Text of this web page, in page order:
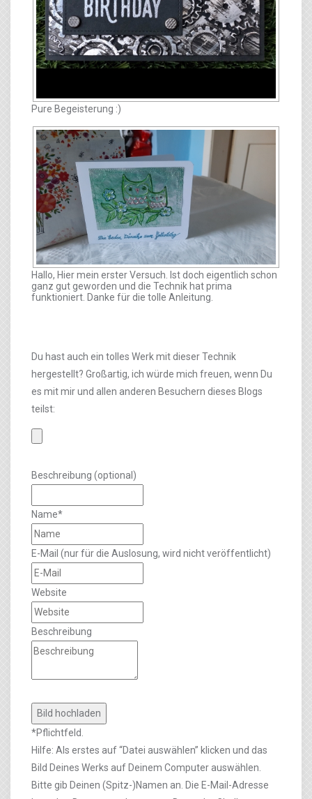
Pure Begeisterung :)
Hallo, Hier mein erster Versuch. Ist doch eigentlich schon
ganz gut geworden und die Technik hat prima
funktioniert. Danke für die tolle Anleitung.
Du hast auch ein tolles Werk mit dieser Technik
hergestellt? Großartig, ich würde mich freuen, wenn Du
es mit mir und allen anderen Besuchern dieses Blogs
teilst:
Beschreibung (optional)
Name*
E-Mail (nur für die Auslosung, wird nicht veröffentlicht)
Website
Beschreibung
*Pflichtfeld.
Hilfe: Als erstes auf “Datei auswählen” klicken und das
Bild Deines Werks auf Deinem Computer auswählen.
Bitte gib Deinen (Spitz-)Namen an. Die E-Mail-Adresse